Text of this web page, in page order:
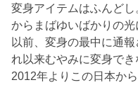
変身アイテムはふんど
からまばゆいばかりの光
以前、変身の最中に通
れ以来むやみに変身でき
2012年よりこの日本か